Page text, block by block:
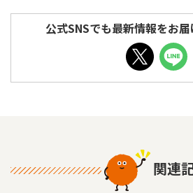
公式SNSでも最新情報をお
関連